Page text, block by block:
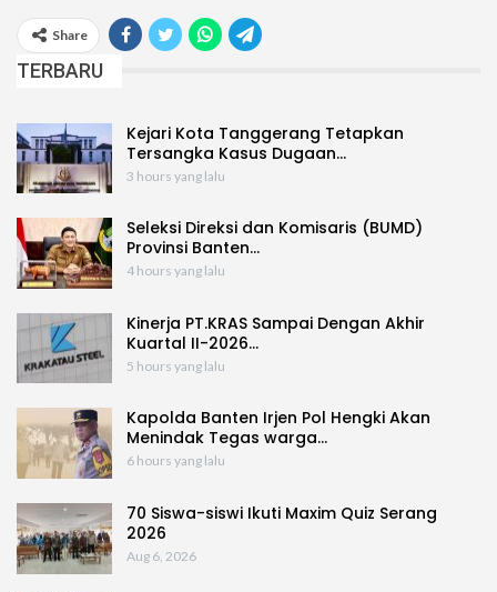
Share
TERBARU
Kejari Kota Tanggerang Tetapkan
Tersangka Kasus Dugaan…
3 hours yang lalu
Seleksi Direksi dan Komisaris (BUMD)
Provinsi Banten…
4 hours yang lalu
Kinerja PT.KRAS Sampai Dengan Akhir
Kuartal II-2026…
5 hours yang lalu
Kapolda Banten Irjen Pol Hengki Akan
Menindak Tegas warga…
6 hours yang lalu
70 Siswa-siswi Ikuti Maxim Quiz Serang
2026
Aug 6, 2026